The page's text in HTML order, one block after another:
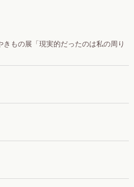
もの展「現実的だったのは私の周り